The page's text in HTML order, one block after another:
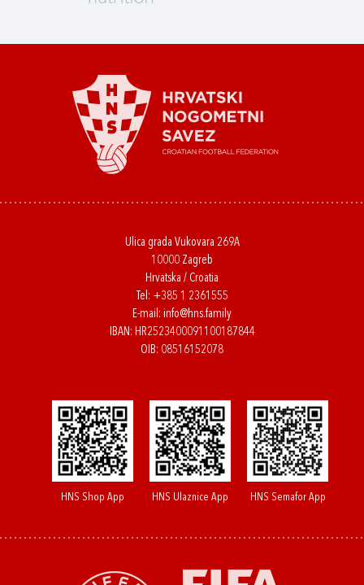
Ulica grada Vukovara 269A
10000 Zagreb
Hrvatska / Croatia
Tel: +385 1 2361555
E-mail: info@hns.family
IBAN: HR2523400091100187844
OIB: 08516152078
HNS Shop App HNS Ulaznice App HNS Semafor App